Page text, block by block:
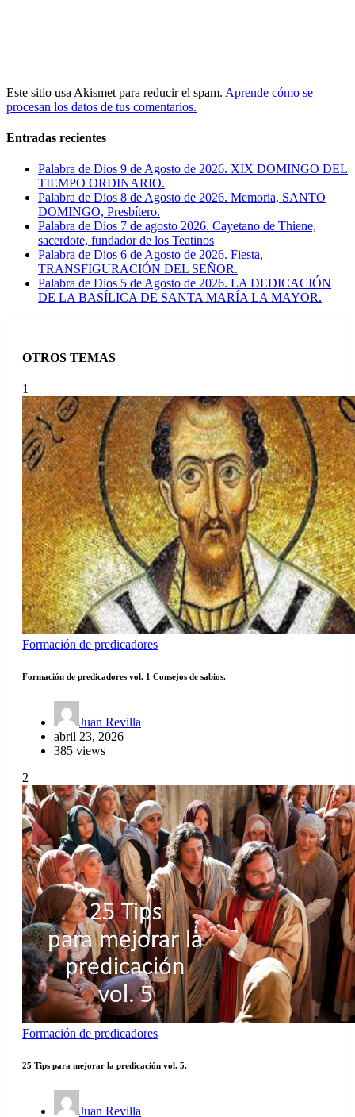
Este sitio usa Akismet para reducir el spam. Aprende cómo se
procesan los datos de tus comentarios.
Entradas recientes
Palabra de Dios 9 de Agosto de 2026. XIX DOMINGO DEL
TIEMPO ORDINARIO.
Palabra de Dios 8 de Agosto de 2026. Memoria, SANTO
DOMINGO, Presbítero.
Palabra de Dios 7 de agosto 2026. Cayetano de Thiene,
sacerdote, fundador de los Teatinos
Palabra de Dios 6 de Agosto de 2026. Fiesta,
TRANSFIGURACIÓN DEL SEÑOR.
Palabra de Dios 5 de Agosto de 2026. LA DEDICACIÓN
DE LA BASÍLICA DE SANTA MARÍA LA MAYOR.
OTROS TEMAS
1
Formación de predicadores
Formación de predicadores vol. 1 Consejos de sabios.
Juan Revilla
abril 23, 2026
385 views
2
Formación de predicadores
25 Tips para mejorar la predicación vol. 5.
Juan Revilla